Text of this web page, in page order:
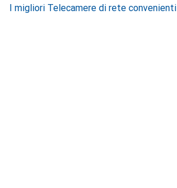
I migliori Telecamere di rete convenienti